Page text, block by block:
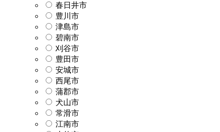
春日井市
豊川市
津島市
碧南市
刈谷市
豊田市
安城市
西尾市
蒲郡市
犬山市
常滑市
江南市